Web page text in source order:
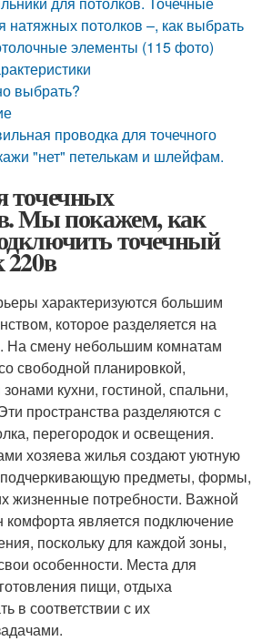
натяжных потолков –, как выбрать
элементы (115 фото)
выбрать?
проводка для точечного
"нет" петелькам и шлейфам.
точечных
Мы покажем, как
точечный
характеризуются большим
которое разделяется на
На смену небольшим комнатам
свободной планировкой,
кухни, гостиной, спальни,
пространства разделяются с
перегородок и освещения.
хозяева жилья создают уютную
подчеркивающую предметы, формы,
жизненные потребности. Важной
комфорта является подключение
поскольку для каждой зоны,
особенности. Места для
пищи, отдыха
в соответствии с их